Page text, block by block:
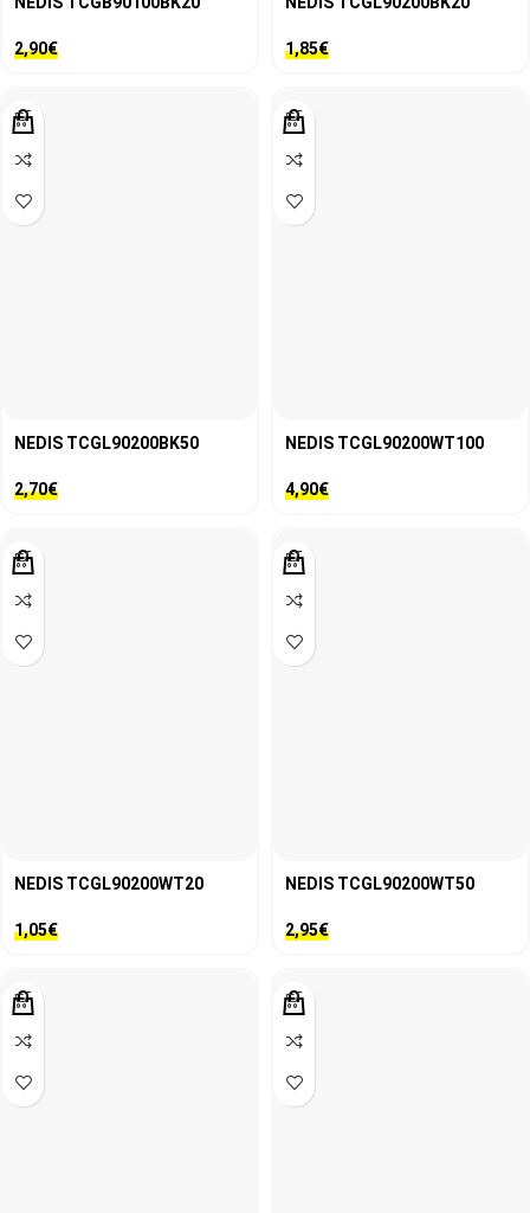
2,90€ 1,85€
NEDIS TCGL90200BK50
2,70€
NEDIS TCGL90200WT100
4,90€
NEDIS TCGL90200WT20
1,05€
NEDIS TCGL90200WT50
2,95€